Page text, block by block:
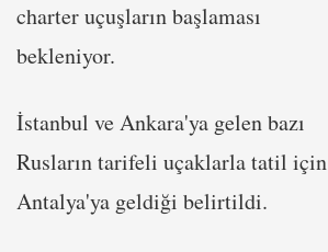
charter uçuşların başlaması
bekleniyor.
İstanbul ve Ankara'ya gelen bazı
Rusların tarifeli uçaklarla tatil için
Antalya'ya geldiği belirtildi.